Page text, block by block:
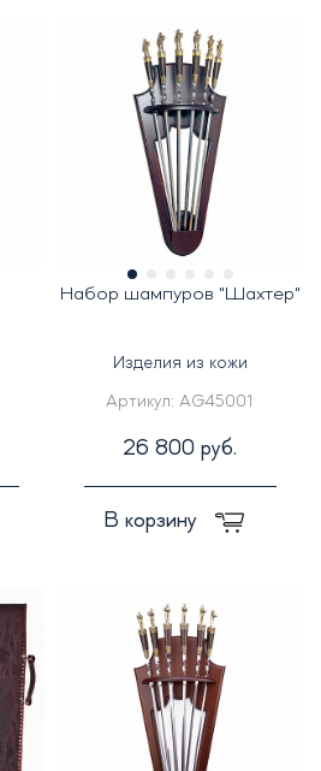
Набор шампуров "Шахтер"
Изделия из кожи
Артикул:AG45001
26 800 руб.
В корзину